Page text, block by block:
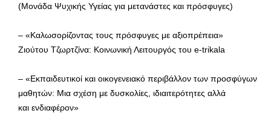
(Μονάδα Ψυχικής Υγείας για μετανάστες και πρόσφυγες)
– «Καλωσορίζοντας τους πρόσφυγες με αξιοπρέπεια»
Ζιούτου Τζωρτζίνα: Κοινωνική Λειτουργός του e-trikala
– «Εκπαιδευτικοί και οικογενειακό περιβάλλον των προσφύγων
μαθητών: Μια σχέση με δυσκολίες, ιδιαιτερότητες αλλά
και ενδιαφέρον»